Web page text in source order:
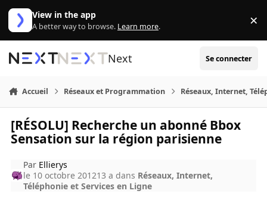
Aller au contenu
View in the app
A better way to browse. Learn more. ×
Next Se connecter
Accueil Réseaux et Programmation Réseaux, Internet,
[RÉSOLU] Recherche un abonné Bbox
Sensation sur la région parisienne
Par Ellierys
le 10 octobre 201213 a dans Réseaux, Internet,
Téléphonie et Services en Ligne